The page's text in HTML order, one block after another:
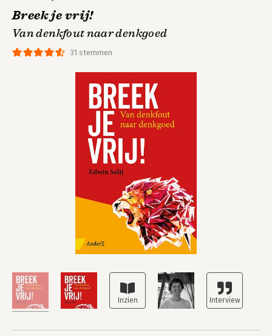
31 stemmen
Breek je vrij!
Van denkfout naar denkgoed